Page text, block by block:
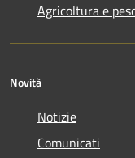
Agricoltura e
Novità
Notizie
Comunicati